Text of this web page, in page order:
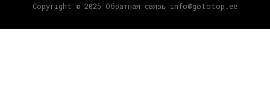
Copyright © 2025 Обратная связь info@gototop.ee